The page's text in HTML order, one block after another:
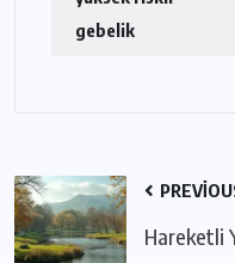
gebelik
Hareketli